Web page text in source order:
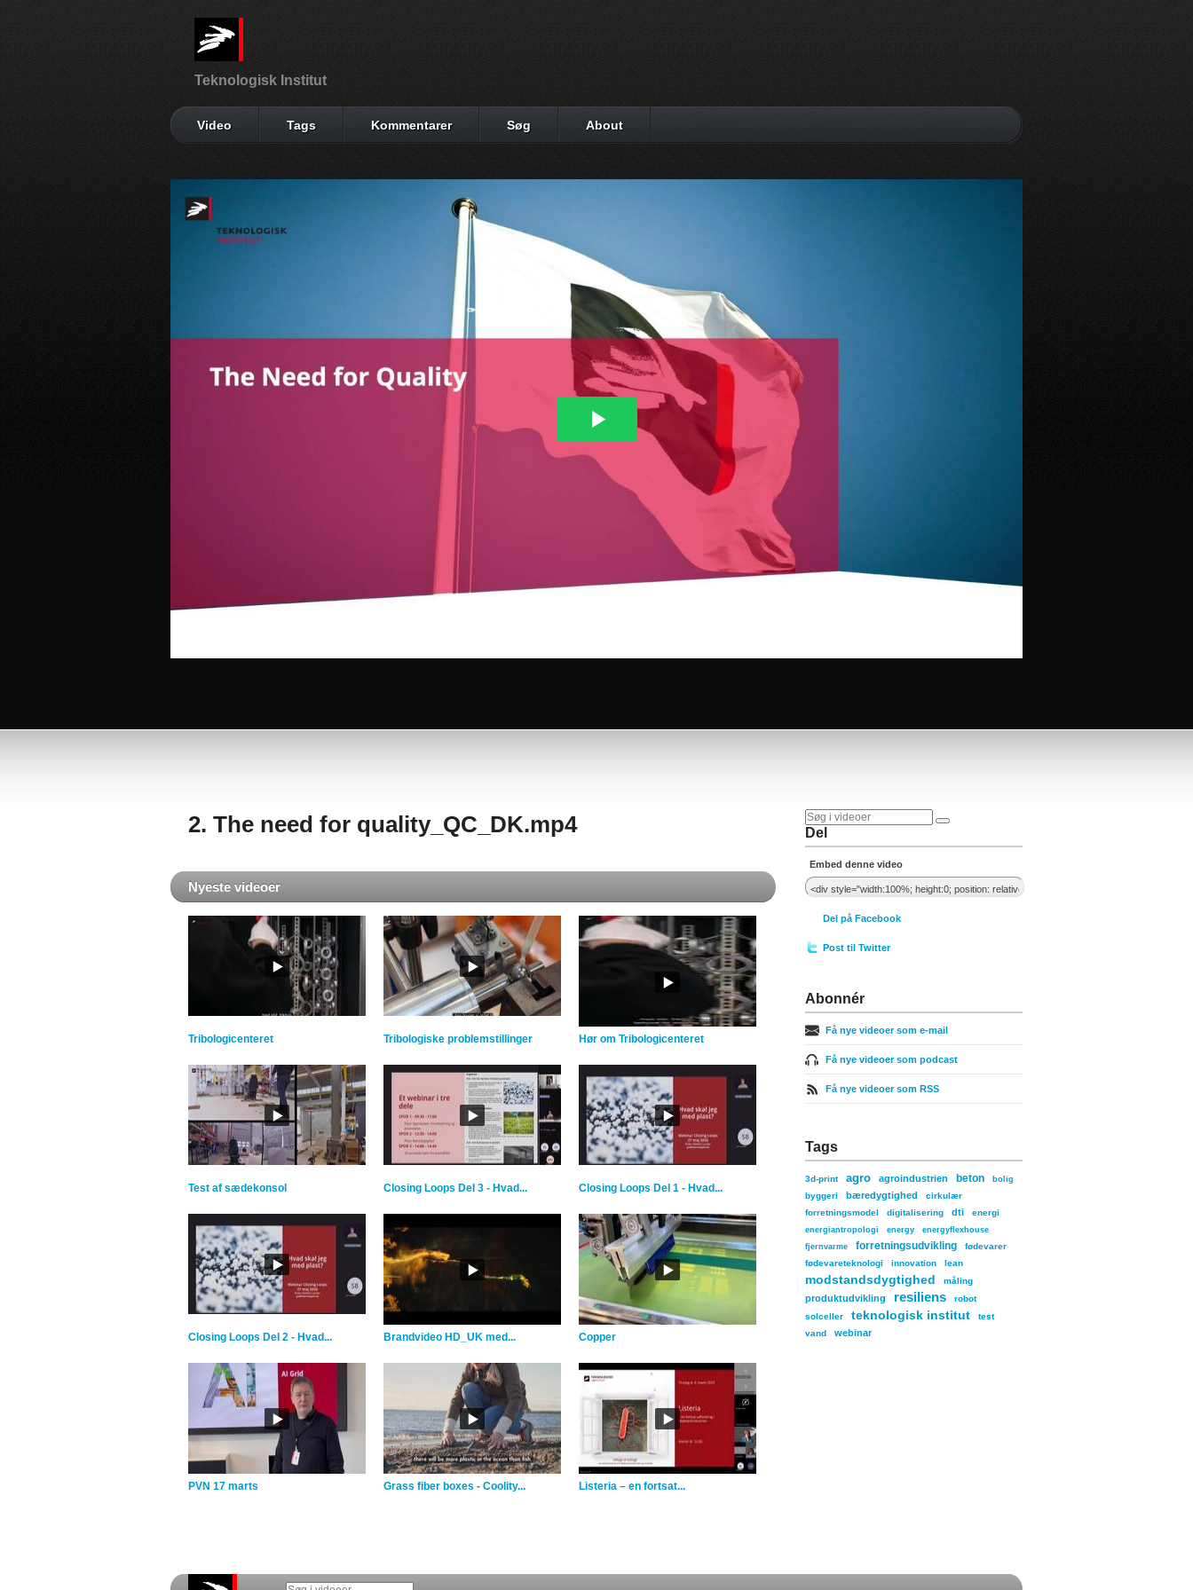
Teknologisk Institut
Video Tags Kommentarer Søg About
Del
Embed denne video
Del på Facebook
Post til Twitter
Abonnér
Få nye videoer som e-mail
Få nye videoer som podcast
Få nye videoer som RSS
Tags
3d-print agro agroindustrien beton bolig
byggeri bæredygtighed
cirkulær
forretningsmodel
digitalisering dti energi
energiantropologi energy
energyflexhouse
fjernvarme
forretningsudvikling
fødevarer
fødevareteknologi
innovation lean
modstandsdygtighed måling
produktudvikling resiliens
robot
solceller
teknologisk institut
test
vand
webinar
2. The need for quality_QC_DK.mp4
Nyeste videoer
Tribologicenteret Tribologiske problemstillinger Hør om Tribologicenteret
Test af sædekonsol Closing Loops Del 3 - Hvad... Closing Loops Del 1 - Hvad...
Closing Loops Del 2 - Hvad... Brandvideo HD_UK med... Copper
PVN 17 marts Grass fiber boxes - Coolity... Listeria – en fortsat...